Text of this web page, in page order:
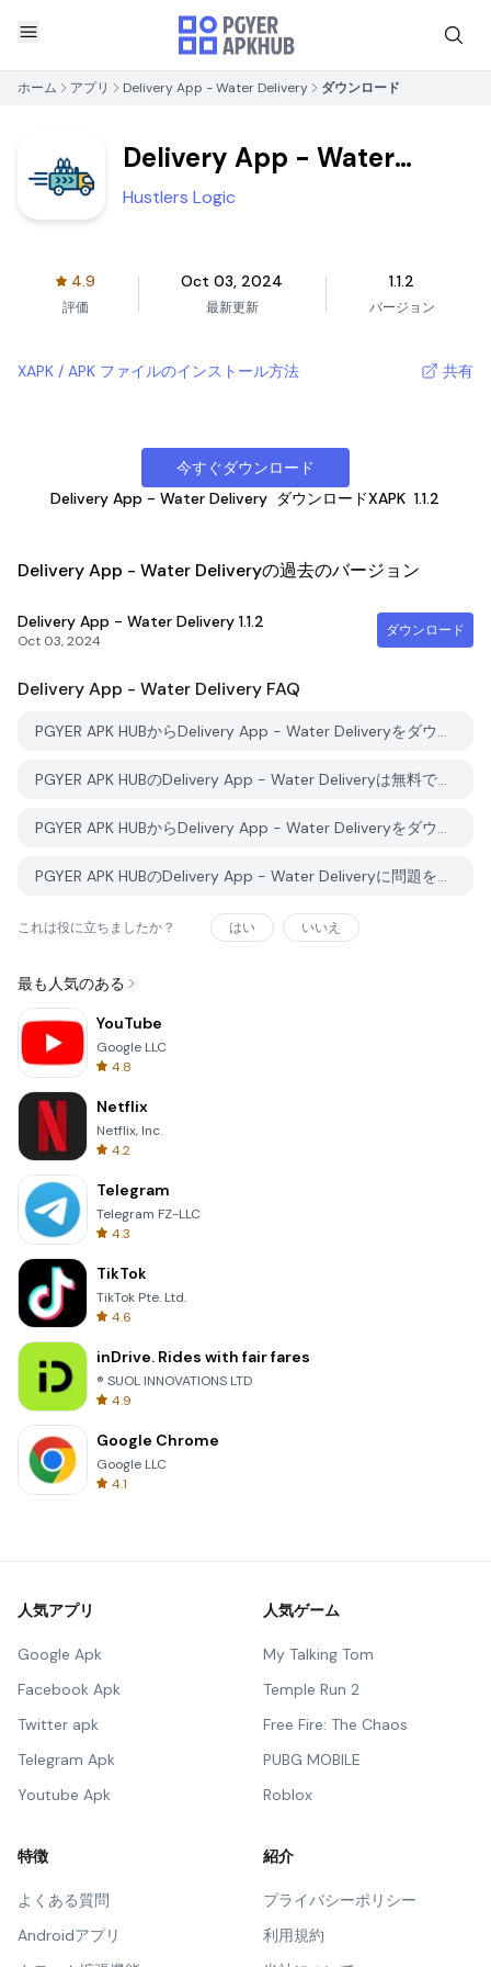
ホーム アプリ Delivery App - Water Delivery ダウンロード
Delivery App - Water
Delivery
Hustlers Logic
4.9
評価
Oct 03, 2024
最新更新
1.1.2
バージョン
XAPK / APK ファイルのインストール方法 共有
今すぐダウンロード
Delivery App - Water Delivery ダウンロードXAPK 1.1.2
Delivery App - Water Deliveryの過去のバージョン
Delivery App - Water Delivery 1.1.2
Oct 03, 2024
ダウンロード
Delivery App - Water Delivery FAQ
PGYER APK HUBからDelivery App - Water Deliveryをダウンロードする方法は？
PGYER APK HUBのDelivery App - Water Deliveryは無料でダウンロードできますか？
PGYER APK HUBからDelivery App - Water Deliveryをダウンロードするにはアカウントが必要ですか？
PGYER APK HUBのDelivery App - Water Deliveryに問題を報告する方法は？
これは役に立ちましたか？ はい いいえ
最も人気のある
YouTube
Google LLC
4.8
Netflix
Netflix, Inc.
4.2
Telegram
Telegram FZ-LLC
4.3
TikTok
TikTok Pte. Ltd.
4.6
inDrive. Rides with fair fares
® SUOL INNOVATIONS LTD
4.9
Google Chrome
Google LLC
4.1
人気アプリ
Google Apk
Facebook Apk
Twitter apk
Telegram Apk
Youtube Apk
人気ゲーム
My Talking Tom
Temple Run 2
Free Fire: The Chaos
PUBG MOBILE
Roblox
特徴
よくある質問
Androidアプリ
紹介
プライバシーポリシー
利用規約